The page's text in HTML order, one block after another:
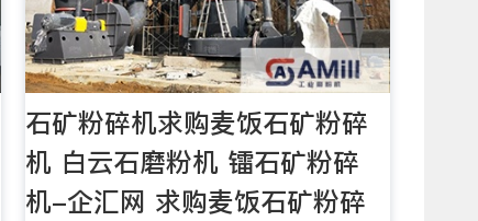
石矿粉碎机求购麦饭石矿粉碎
机 白云石磨粉机 镭石矿粉碎
机-企汇网 求购麦饭石矿粉碎